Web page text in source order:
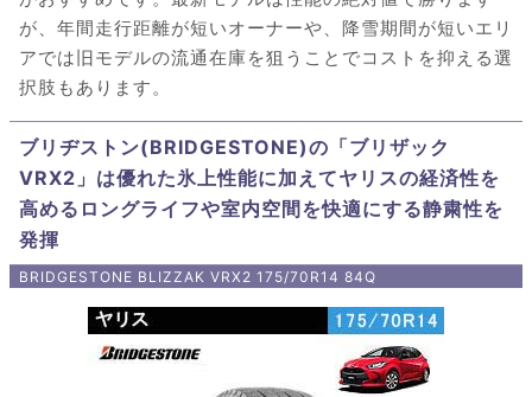
が、年間走行距離が短いオーナーや、降雪期間が短いエリ
アでは旧モデルの流通在庫を狙うことでコストを抑える選
択肢もあります。
ブリヂストン(BRIDGESTONE)の「ブリザック
VRX2」は優れた氷上性能に加えてヤリスの経済性を
高めるロングライフや室内空間を快適にする静粛性を
発揮
BRIDGESTONE BLIZZAK VRX2 175/70R14 84Q